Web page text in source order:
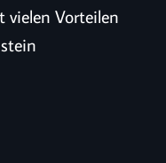
vielen Vorteilen